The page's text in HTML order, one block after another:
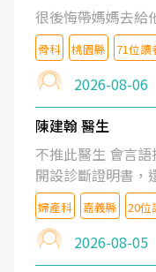
很後悔帶媽媽去給
骨科 桃園縣 71位讀
2026-08-06
陳建翰 醫生
不推此醫生 會言
開設診斷證明書，
婦產科 嘉義縣 20位
2026-08-05